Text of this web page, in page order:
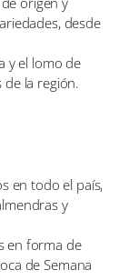
desde
y el lomo de
la región.
en todo el país,
y
en forma de
de Semana